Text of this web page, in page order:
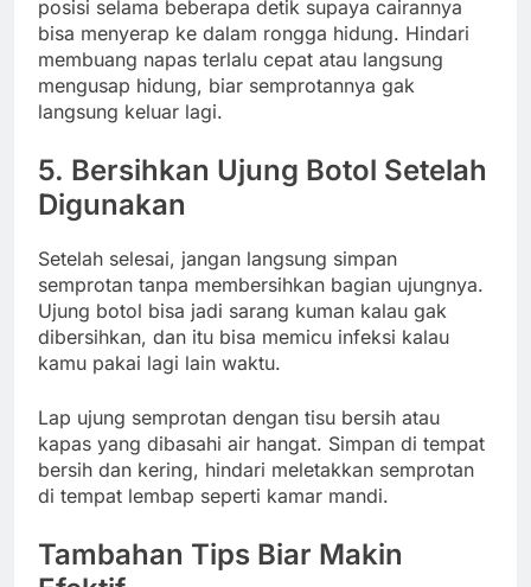
posisi selama beberapa detik supaya cairannya
bisa menyerap ke dalam rongga hidung. Hindari
membuang napas terlalu cepat atau langsung
mengusap hidung, biar semprotannya gak
langsung keluar lagi.
5. Bersihkan Ujung Botol Setelah
Digunakan
Setelah selesai, jangan langsung simpan
semprotan tanpa membersihkan bagian ujungnya.
Ujung botol bisa jadi sarang kuman kalau gak
dibersihkan, dan itu bisa memicu infeksi kalau
kamu pakai lagi lain waktu.
Lap ujung semprotan dengan tisu bersih atau
kapas yang dibasahi air hangat. Simpan di tempat
bersih dan kering, hindari meletakkan semprotan
di tempat lembap seperti kamar mandi.
Tambahan Tips Biar Makin